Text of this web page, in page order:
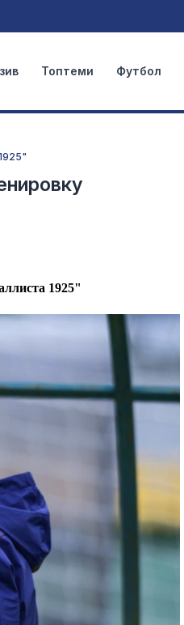
Топтеми Футбол
1925"